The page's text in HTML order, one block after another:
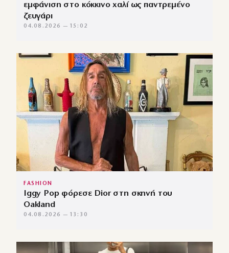
εμφάνιση στο κόκκινο χαλί ως παντρεμένο
ζευγάρι
04.08.2026 — 15:02
FASHION
Iggy Pop φόρεσε Dior στη σκηνή του
Oakland
04.08.2026 — 13:30